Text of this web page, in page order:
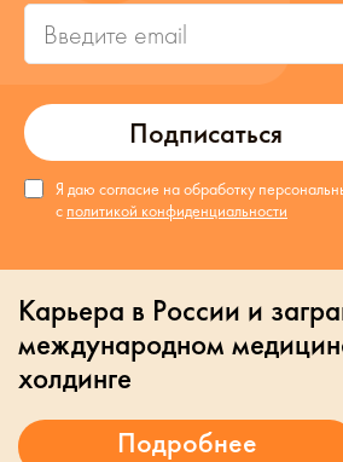
Подписаться
Я даю согласие на обработку
с политикой конфиденциальности
Карьера в России и
международном
холдинге